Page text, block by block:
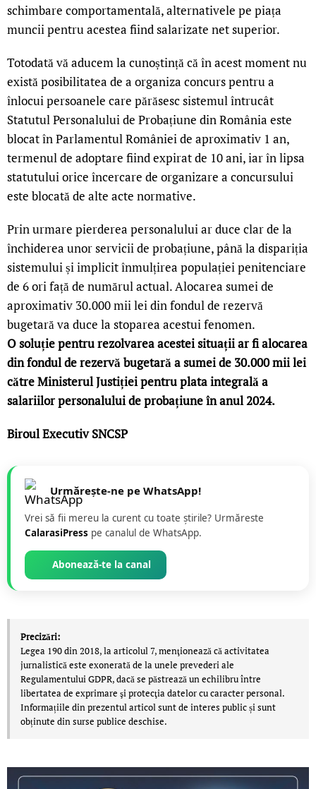
schimbare comportamentală, alternativele pe piața
muncii pentru acestea fiind salarizate net superior.
Totodată vă aducem la cunoștință că în acest moment nu
există posibilitatea de a organiza concurs pentru a
înlocui persoanele care părăsesc sistemul întrucât
Statutul Personalului de Probațiune din România este
blocat în Parlamentul României de aproximativ 1 an,
termenul de adoptare fiind expirat de 10 ani, iar în lipsa
statutului orice încercare de organizare a concursului
este blocată de alte acte normative.
Prin urmare pierderea personalului ar duce clar de la
închiderea unor servicii de probațiune, până la dispariția
sistemului și implicit înmulțirea populației penitenciare
de 6 ori față de numărul actual. Alocarea sumei de
aproximativ 30.000 mii lei din fondul de rezervă
bugetară va duce la stoparea acestui fenomen.
O soluție pentru rezolvarea acestei situații ar fi alocarea
din fondul de rezervă bugetară a sumei de 30.000 mii lei
către Ministerul Justiției pentru plata integrală a
salariilor personalului de probațiune în anul 2024.
Biroul Executiv SNCSP
Urmărește-ne pe WhatsApp!
Vrei să fii mereu la curent cu toate știrile? Urmăreste
CalarasiPress pe canalul de WhatsApp.
Abonează-te la canal
Precizări:
Legea 190 din 2018, la articolul 7, menţionează că activitatea
jurnalistică este exonerată de la unele prevederi ale
Regulamentului GDPR, dacă se păstrează un echilibru între
libertatea de exprimare şi protecţia datelor cu caracter personal.
Informațiile din prezentul articol sunt de interes public și sunt
obținute din surse publice deschise.